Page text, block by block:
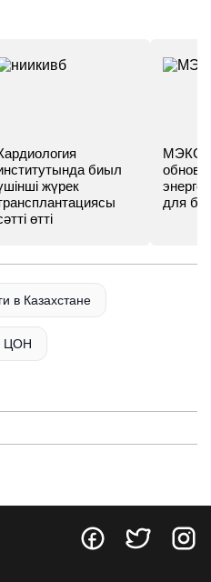
биыл
жүрек
өтті
МЭКС -
для
в Казахстане
ЦОН